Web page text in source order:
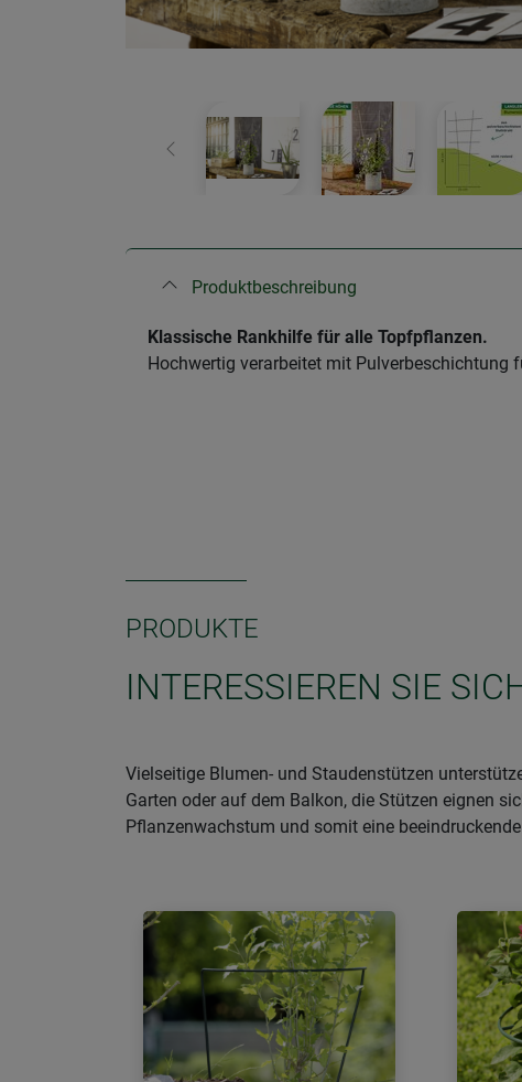
Zurück
Produktbeschreibung
Klassische Rankhilfe für alle Topfpflanzen.
Hochwertig verarbeitet mit Pulverbeschichtung
PRODUKTE
INTERESSIEREN SIE
Vielseitige Blumen- und Staudenstützen
Garten oder auf dem Balkon, die Stützen eignen
Pflanzenwachstum und somit eine